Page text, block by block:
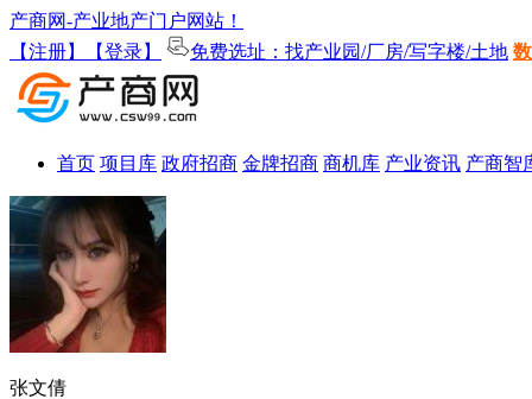
产商网-产业地产门户网站！
【注册】
【登录】 免费选址：找产业园/厂房/写字楼/土地
首页 项目库 政府招商 金牌招商 商机库 产业资讯 产商智
张文倩